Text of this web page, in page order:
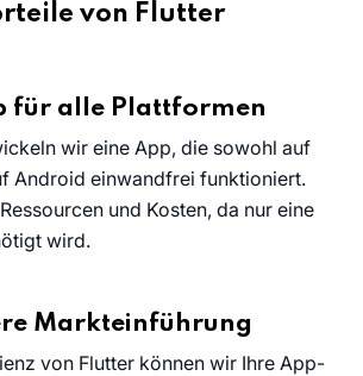
von Flutter
für alle Plattformen
wir eine App, die sowohl auf
Android einwandfrei funktioniert.
und Kosten, da nur eine
wird.
Markteinführung
von Flutter können wir Ihre App-